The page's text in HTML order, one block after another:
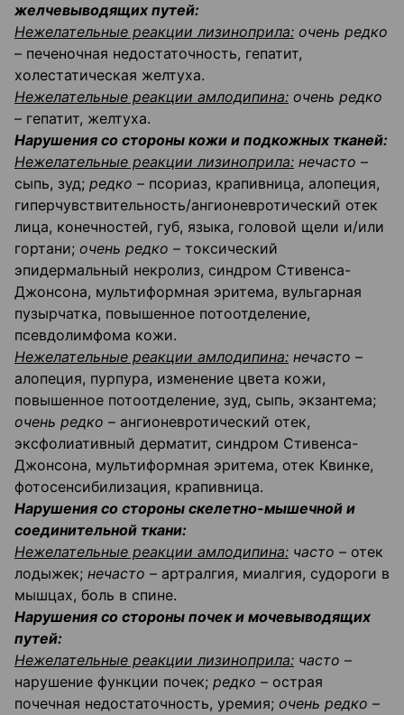
желчевыводящих путей:
Нежелательные реакции лизиноприла: очень редко
– печеночная недостаточность, гепатит,
холестатическая желтуха.
Нежелательные реакции амлодипина: очень редко
– гепатит, желтуха.
Нарушения со стороны кожи и подкожных тканей:
Нежелательные реакции лизиноприла: нечасто –
сыпь, зуд; редко – псориаз, крапивница, алопеция,
гиперчувствительность/ангионевротический отек
лица, конечностей, губ, языка, головой щели и/или
гортани; очень редко – токсический
эпидермальный некролиз, синдром Стивенса-
Джонсона, мультиформная эритема, вульгарная
пузырчатка, повышенное потоотделение,
псевдолимфома кожи.
Нежелательные реакции амлодипина: нечасто –
алопеция, пурпура, изменение цвета кожи,
повышенное потоотделение, зуд, сыпь, экзантема;
очень редко – ангионевротический отек,
эксфолиативный дерматит, синдром Стивенса-
Джонсона, мультиформная эритема, отек Квинке,
фотосенсибилизация, крапивница.
Нарушения со стороны скелетно-мышечной и
соединительной ткани:
Нежелательные реакции амлодипина: часто – отек
лодыжек; нечасто – артралгия, миалгия, судороги в
мышцах, боль в спине.
Нарушения со стороны почек и мочевыводящих
путей:
Нежелательные реакции лизиноприла: часто –
нарушение функции почек; редко – острая
почечная недостаточность, уремия; очень редко –